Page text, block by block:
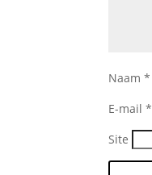
Naam*
E-mail*
Site